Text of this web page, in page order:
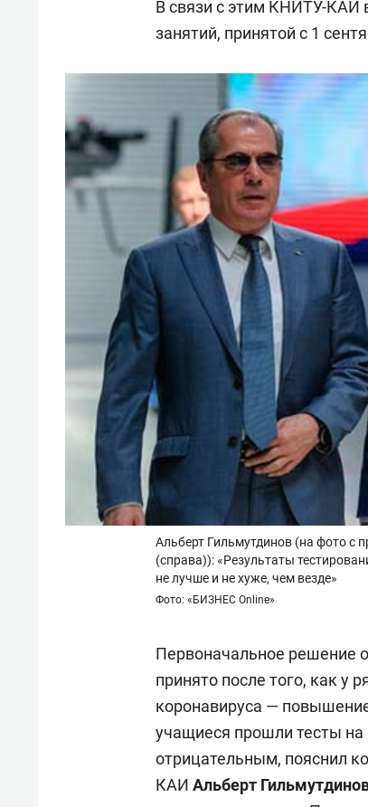
В связи с этим КНИТУ-КАИ
занятий, принятой с 1
Альберт Гильмутдинов (на фото
(справа)): «Результаты
не лучше и не хуже, чем везде»
Фото: «БИЗНЕС Online»
Первоначальное решение
принято после того, как у
коронавируса —
учащиеся прошли тесты на
отрицательным, пояснил
КАИ Альберт